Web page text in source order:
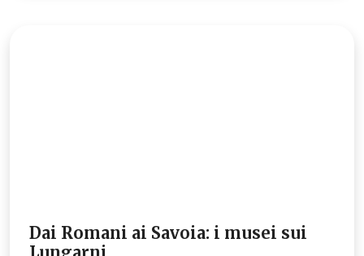
Dai Romani ai Savoia: i musei sui